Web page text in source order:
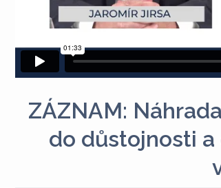
ZÁZNAM:
do důstojnosti